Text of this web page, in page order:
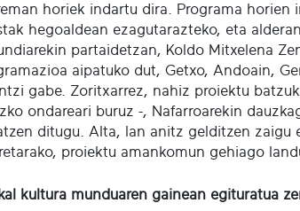
horiek indartu dira. Programa
hegoaldean ezagutarazteko, eta
partaidetzan, Koldo Mitxelena
aipatuko dut, Getxo, Andoain,
gabe. Zoritxarrez, nahiz proiektu
ondareari buruz -, Nafarroarekin
ditugu. Alta, lan anitz gelditzen zaigu
proiektu amankomun gehiago
kultura munduaren gainean egituratua